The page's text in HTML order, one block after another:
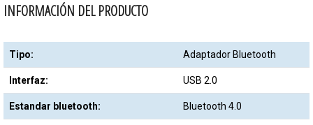
INFORMACIÓN DEL PRODUCTO
Tipo: Adaptador Bluetooth
Interfaz: USB 2.0
Estandar bluetooth: Bluetooth 4.0